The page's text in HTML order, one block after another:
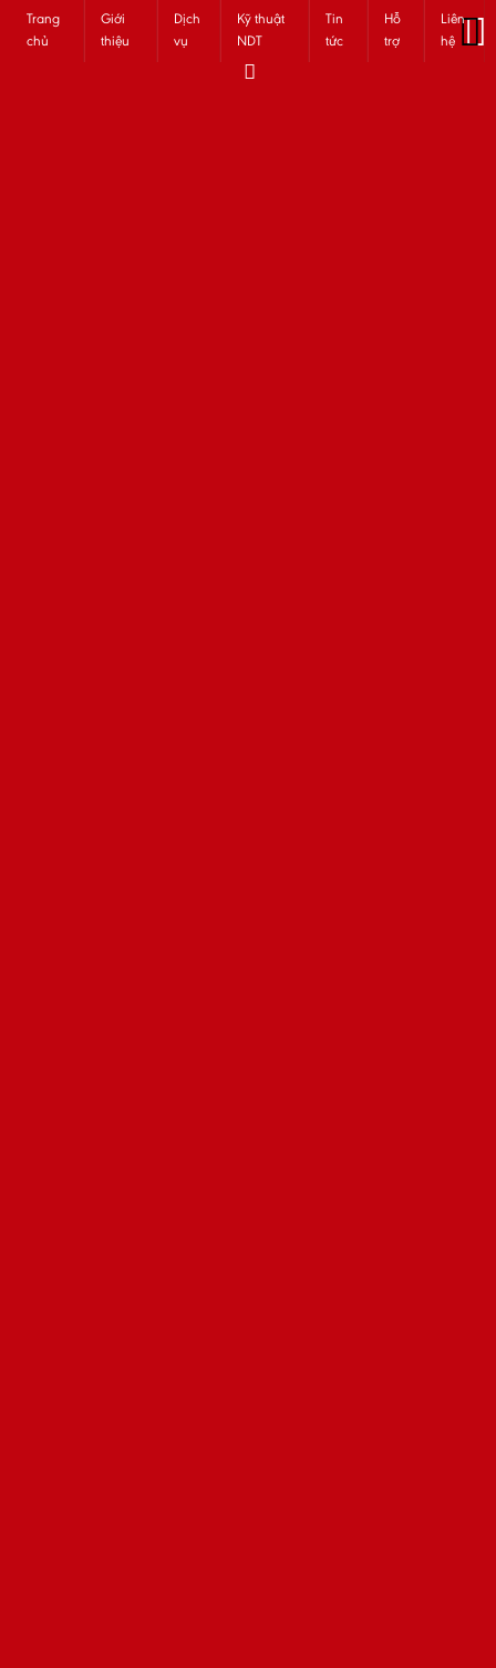
Trang
chủ
Giới
thiệu
Dịch
vụ
Kỹ thuật
NDT
Tin
tức
Hỗ
trợ
Liên
hệ